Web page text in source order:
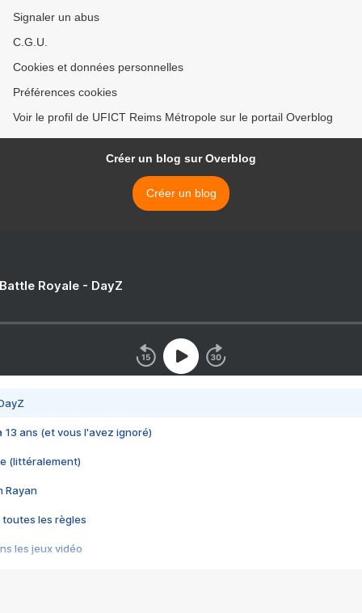
Signaler un abus
C.G.U.
Cookies et données personnelles
Préférences cookies
Voir le profil de UFICT Reims Métropole sur le portail Overblog
Créer un blog sur Overblog
Créer un blog
Royale - DayZ
13 ans (et vous l'avez ignoré)
(littéralement)
Rayan
toutes les règles
les jeux vidéo